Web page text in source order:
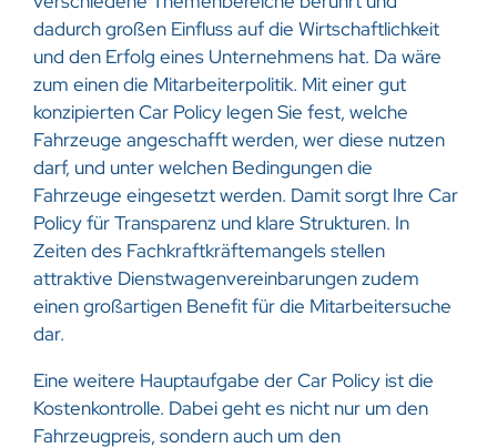
dadurch großen Einfluss auf die Wirtschaftlichkeit
und den Erfolg eines Unternehmens hat. Da wäre
zum einen die Mitarbeiterpolitik. Mit einer gut
konzipierten Car Policy legen Sie fest, welche
Fahrzeuge angeschafft werden, wer diese nutzen
darf, und unter welchen Bedingungen die
Fahrzeuge eingesetzt werden. Damit sorgt Ihre Car
Policy für Transparenz und klare Strukturen. In
Zeiten des Fachkraftkräftemangels stellen
attraktive Dienstwagenvereinbarungen zudem
einen großartigen Benefit für die Mitarbeitersuche
dar.
Eine weitere Hauptaufgabe der Car Policy ist die
Kostenkontrolle. Dabei geht es nicht nur um den
Fahrzeugpreis, sondern auch um den